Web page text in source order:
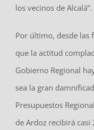
los vecinos de Alcalá”.
Por último, desde las
que la actitud
Gobierno Regional
sea la gran
Presupuestos
de Ardoz recibirá